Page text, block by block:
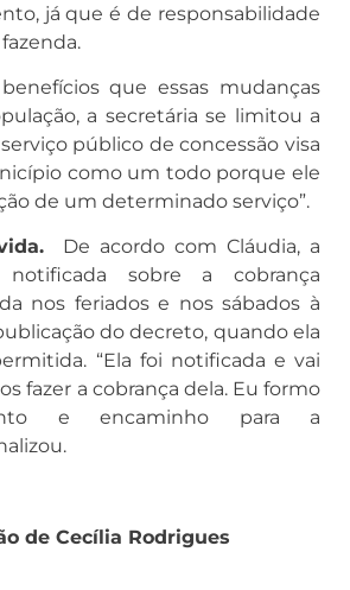
já que é de responsabilidade
que essas mudanças
a secretária se limitou a
público de concessão visa
como um todo porque ele
de um determinado serviço”.
De acordo com Cláudia, a
notificada sobre a cobrança
nos feriados e nos sábados à
do decreto, quando ela
“Ela foi notificada e vai
fazer a cobrança dela. Eu formo
e encaminho para a
de Cecília Rodrigues